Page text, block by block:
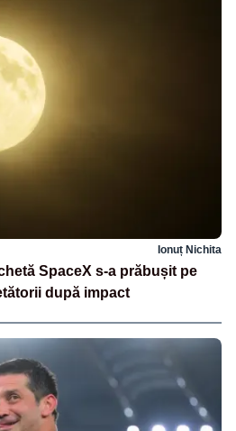
Ionuț Nichita
SpaceX s-a prăbușit pe
după impact